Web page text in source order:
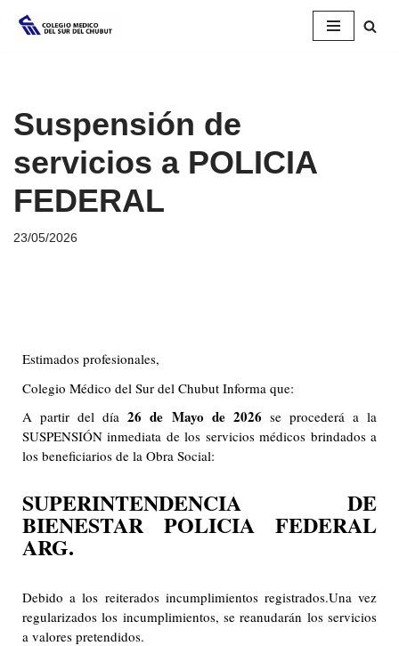
Suspensión de
servicios a POLICIA
FEDERAL
23/05/2026
Estimados profesionales,
Colegio Médico del Sur del Chubut Informa que:
A partir del día26 de Mayo de 2026 se procederá a la
SUSPENSIÓN inmediata de los servicios médicos brindados a
los beneficiarios de la Obra Social:
SUPERINTENDENCIA DE
BIENESTAR POLICIA FEDERAL
ARG.
Debido a los reiterados incumplimientos registrados.Una vez
regularizados los incumplimientos, se reanudarán los servicios
a valores pretendidos.